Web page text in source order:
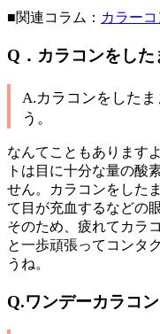
■関連コラム： カラー
Q．カラコンをした
A.カラコンをした
う。
なんてこともあります
トは目に十分な量の酸
せん。カラコンをした
て目が充血するなどの
そのため、疲れてカラ
と一歩頑張ってコンタ
うね。
Q.ワンデーカラコ